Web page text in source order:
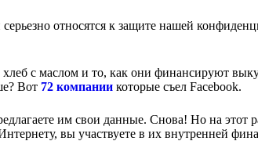
относятся к защите нашей
с маслом и то, как они финансируют
Вот 72 компании которые съел Facebook.
им свои данные. Снова! Но на этот
вы участвуете в их внутренней